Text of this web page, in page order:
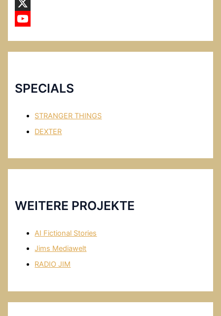
F
a
e
o
X
o
T
SPECIALS
STRANGER THINGS
DEXTER
WEITERE PROJEKTE
AI Fictional Stories
Jims Mediawelt
RADIO JIM